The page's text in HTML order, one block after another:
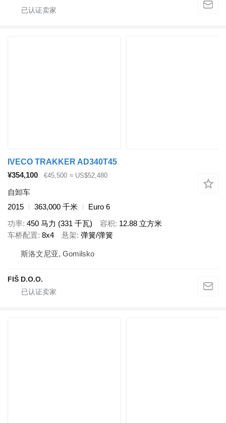
IVECO TRAKKER AD340T45
¥354,100
€45,500 ≈ US$52,480
自卸车
2015
363,000 千米
Euro 6
功率 450 马力 (331 千瓦) 容积 12.88 立方米
车桥配置 8x4 悬架 弹簧/弹簧
斯洛文尼亚, Gomilsko
FIŠ D.O.O.